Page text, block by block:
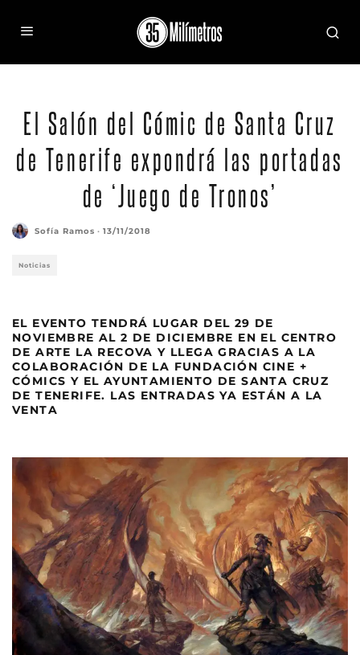
El Salón del Cómic de Santa Cruz
de Tenerife expondrá las portadas
de ‘Juego de Tronos’
Sofía Ramos · 13/11/2018
Noticias
EL EVENTO TENDRÁ LUGAR DEL 29 DE
NOVIEMBRE AL 2 DE DICIEMBRE EN EL CENTRO
DE ARTE LA RECOVA Y LLEGA GRACIAS A LA
COLABORACIÓN DE LA FUNDACIÓN CINE +
CÓMICS Y EL AYUNTAMIENTO DE SANTA CRUZ
DE TENERIFE. LAS ENTRADAS YA ESTÁN A LA
VENTA